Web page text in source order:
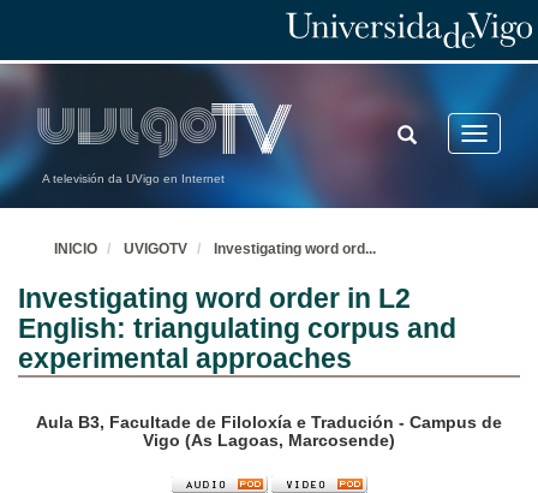
A televisión da UVigo en Internet
Toggle
TOGGLE
SEARCH
INICIO UVIGOTV Investigating word ord...
Investigating word order in L2
English: triangulating corpus and
experimental approaches
Aula B3, Facultade de Filoloxía e Tradución - Campus de
Vigo (As Lagoas, Marcosende)